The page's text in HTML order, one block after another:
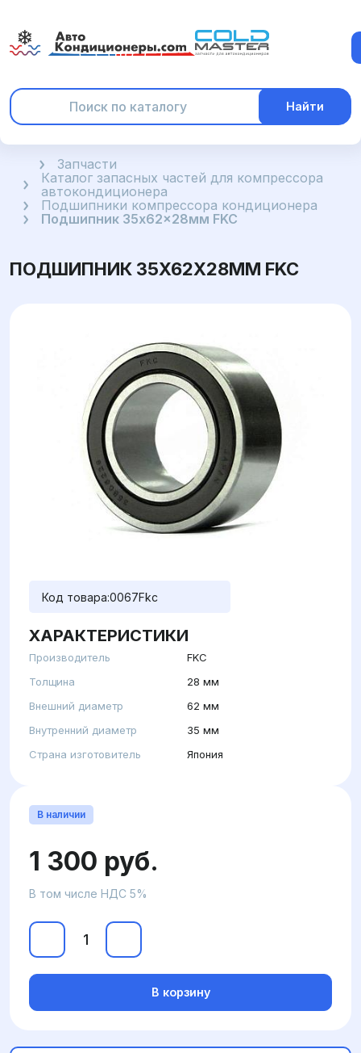
Найти
ГлавнаяЗапчасти
Каталог запасных частей для компрессора
автокондиционера
Подшипники компрессора кондиционера
Подшипник 35x62x28мм FKC
ПОДШИПНИК 35X62X28ММ FKC
Код товара:0067Fkc
ХАРАКТЕРИСТИКИ
Производитель
FKC
Толщина
28 мм
Внешний диаметр
62 мм
Внутренний диаметр
35 мм
Страна изготовитель
Япония
В наличии
1 300 руб.
В том числе НДС 5%
В корзину